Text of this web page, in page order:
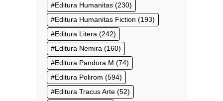
Editura Humanitas (230)
Editura Humanitas Fiction (193)
Editura Litera (242)
Editura Nemira (160)
Editura Pandora M (74)
Editura Polirom (594)
Editura Tracus Arte (52)